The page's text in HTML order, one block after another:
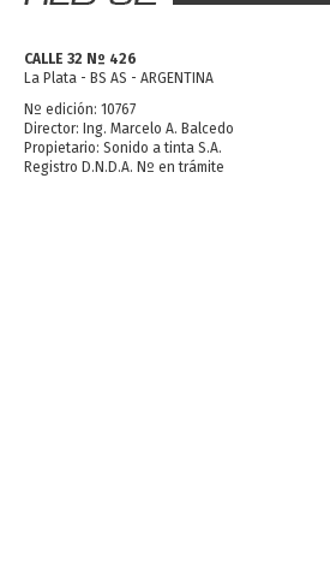
CALLE 32 Nº 426
La Plata - BS AS - ARGENTINA
Nº edición: 10767
Director: Ing. Marcelo A. Balcedo
Propietario: Sonido a tinta S.A.
Registro D.N.D.A. Nº en trámite